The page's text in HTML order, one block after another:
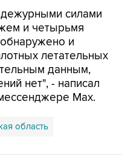
силами
и четырьмя
и
летательных
данным,
нет", - написал
Max.
область